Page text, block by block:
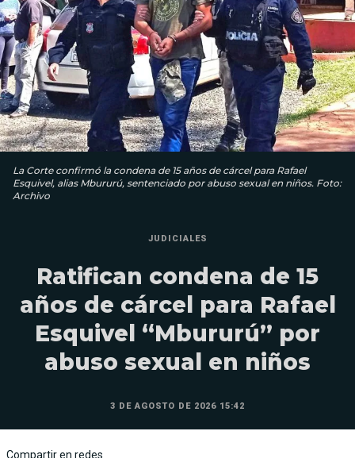
La Corte confirmó la condena de 15 años de cárcel para Rafael
Esquivel, alias Mbururú, sentenciado por abuso sexual en niños. Foto:
Archivo
JUDICIALES
Ratifican condena de 15
años de cárcel para Rafael
Esquivel “Mbururú” por
abuso sexual en niños
3 DE AGOSTO DE 2026 15:42
Compartir en redes